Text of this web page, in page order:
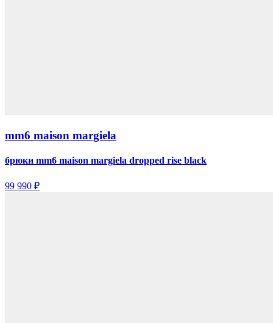
mm6 maison margiela
брюки mm6 maison margiela dropped rise black
99 990 ₽